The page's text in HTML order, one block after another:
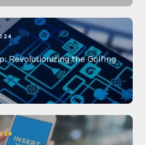
Revolutionizing the Golfing